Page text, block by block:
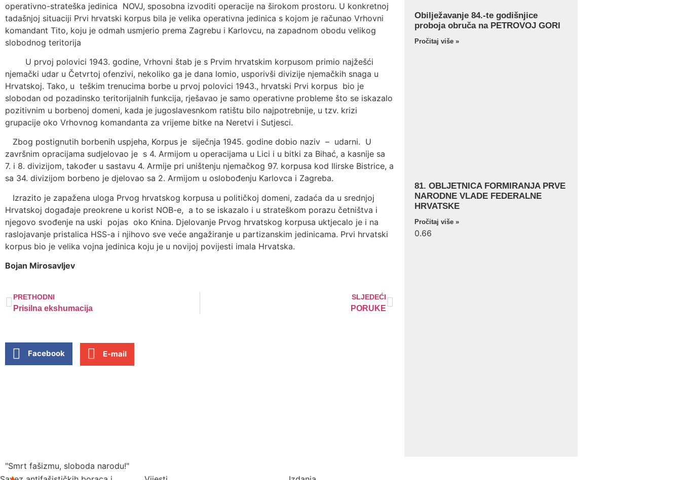
operativno-strateška jedinica NOVJ, sposobna izvoditi operacije na širokom prostoru. U konkretnoj
tadašnjoj situaciji Prvi hrvatski korpus bila je velika operativna jedinica s kojom je računao Vrhovni
komandant Tito, koju je odmah usmjerio prema Zagrebu i Karlovcu, na zapadnom obodu velikog
slobodnog teritorija
U prvoj polovici 1943. godine, Vrhovni štab je s Prvim hrvatskim korpusom primio najžešći
njemački udar u Četvrtoj ofenzivi, nekoliko ga je dana lomio, usporivši divizije njemačkih snaga u
Hrvatskoj. Tako, u teškim trenucima borbe u prvoj polovici 1943., hrvatski Prvi korpus bio je
slobodan od pozadinsko teritorijalnih funkcija, rješavao je samo operativne probleme što se iskazalo
pozitivnim u borbenoj domeni, kada je jugoslavesnkom ratištu bilo najpotrebnije, u tzv. krizi
grupacije oko Vrhovnog komandanta za vrijeme bitke na Neretvi i Sutjesci.
Zbog postignutih borbenih uspjeha, Korpus je siječnja 1945. godine dobio naziv – udarni. U
završnim opracijama sudjelovao je s 4. Armijom u operacijama u Lici i u bitki za Bihać, a kasnije sa
7. i 8. divizijom, također u sastavu 4. Armije pri uništenju njemačkog 97. korpusa kod Ilirske Bistrice, a
sa 34. divizijom borbeno je djelovao sa 2. Armijom u oslobođenju Karlovca i Zagreba.
Izrazito je zapažena uloga Prvog hrvatskog korpusa u političkoj domeni, zadaća da u srednjoj
Hrvatskoj događaje preokrene u korist NOB-e, a to se iskazalo i u strateškom porazu četništva i
njegovo svođenje na uski pojas oko Knina. Djelovanje Prvog hrvatskog korpusa uktjecalo je i na
raslojavanje pristalica HSS-a i njihovo sve veće angažiranje u partizanskim jedinicama. Prvi hrvatski
korpus bio je velika vojna jedinica koju je u novijoj povijesti imala Hrvatska.
Bojan Mirosavljev
PRETHODNI
Prisilna ekshumacija
SLJEDEĆI
PORUKE
Facebook E-mail
Obilježavanje 84.-te godišnjice
proboja obruča na PETROVOJ GORI
Pročitaj više »
81. OBLJETNICA FORMIRANJA PRVE
NARODNE VLADE FEDERALNE
HRVATSKE
Pročitaj više »
"Smrt fašizmu, sloboda narodu!"